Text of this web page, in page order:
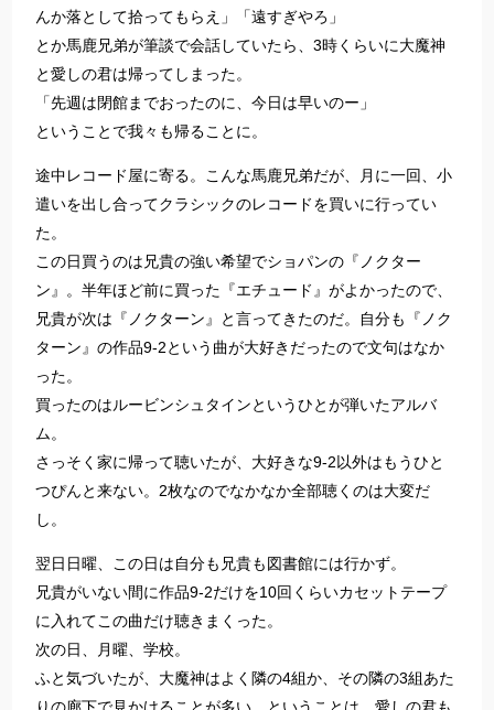
んか落として拾ってもらえ」「遠すぎやろ」
とか馬鹿兄弟が筆談で会話していたら、3時くらいに大魔神
と愛しの君は帰ってしまった。
「先週は閉館までおったのに、今日は早いのー」
ということで我々も帰ることに。
途中レコード屋に寄る。こんな馬鹿兄弟だが、月に一回、小
遣いを出し合ってクラシックのレコードを買いに行ってい
た。
この日買うのは兄貴の強い希望でショパンの『ノクター
ン』。半年ほど前に買った『エチュード』がよかったので、
兄貴が次は『ノクターン』と言ってきたのだ。自分も『ノク
ターン』の作品9-2という曲が大好きだったので文句はなか
った。
買ったのはルービンシュタインというひとが弾いたアルバ
ム。
さっそく家に帰って聴いたが、大好きな9-2以外はもうひと
つぴんと来ない。2枚なのでなかなか全部聴くのは大変だ
し。
翌日日曜、この日は自分も兄貴も図書館には行かず。
兄貴がいない間に作品9-2だけを10回くらいカセットテープ
に入れてこの曲だけ聴きまくった。
次の日、月曜、学校。
ふと気づいたが、大魔神はよく隣の4組か、その隣の3組あた